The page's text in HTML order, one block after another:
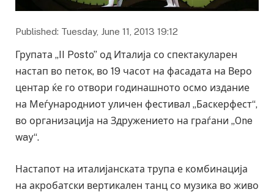
Published: Tuesday, June 11, 2013 19:12
Групата „II Posto” од Италија со спектакуларен
настап во петок, во 19 часот на фасадата на Веро
центар ќе го отвори годинашното осмо издание
на Меѓународниот уличен фестивал „Баскерфест“,
во организација на Здружението на граѓани „One
way“.
Настапот на италијанската трупа е комбинација
на акробатски вертикален танц со музика во живо